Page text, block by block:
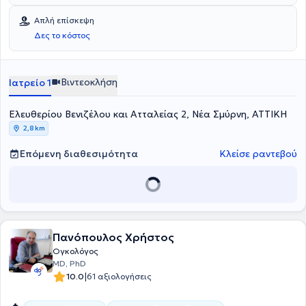
τοπικές θεραπείες.
Αθηνών.
της οικογένειάς του σε κάθε στάδιο της θεραπείας.
Απλή επίσκεψη
Δες το κόστος
Ιατρείο 1 Βιντεοκλήση
Ελευθερίου Βενιζέλου και Ατταλείας 2, Νέα Σμύρνη, ΑΤΤΙΚΗ
2,8 km
Επόμενη διαθεσιμότητα Κλείσε ραντεβού
Πανόπουλος Χρήστος
Ογκολόγος
MD, PhD
10.0|61 αξιολογήσεις